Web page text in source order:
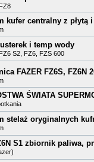
kufer centralny z płytą
i temp wody
S2, FZ6, FZS 600
FAZER FZ6S, FZ6N
ŚWIATA
stelaż oryginalnych
S1 zbiornik paliwa,